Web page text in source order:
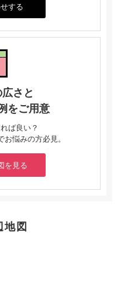
する
さと
をご用意
ば良い？
悩みの方必見。
を見る
地図